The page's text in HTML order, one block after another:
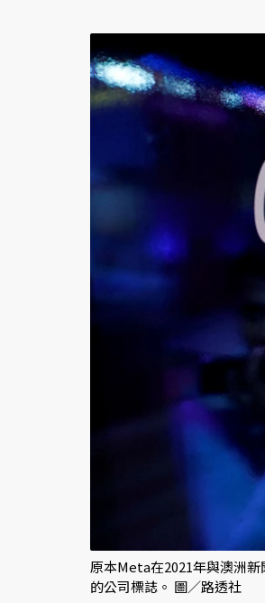
原本Meta在2021年與澳洲
的公司標誌。 圖／路透社